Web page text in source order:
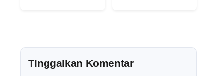
Tinggalkan Komentar